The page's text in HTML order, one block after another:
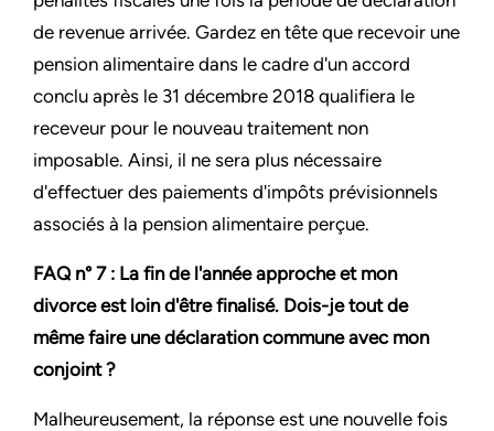
de revenue arrivée. Gardez en tête que recevoir une
pension alimentaire dans le cadre d'un accord
conclu après le 31 décembre 2018 qualifiera le
receveur pour le nouveau traitement non
imposable. Ainsi, il ne sera plus nécessaire
d'effectuer des paiements d'impôts prévisionnels
associés à la pension alimentaire perçue.
FAQ n° 7 : La fin de l'année approche et mon
divorce est loin d'être finalisé. Dois-je tout de
même faire une déclaration commune avec mon
conjoint ?
Malheureusement, la réponse est une nouvelle fois